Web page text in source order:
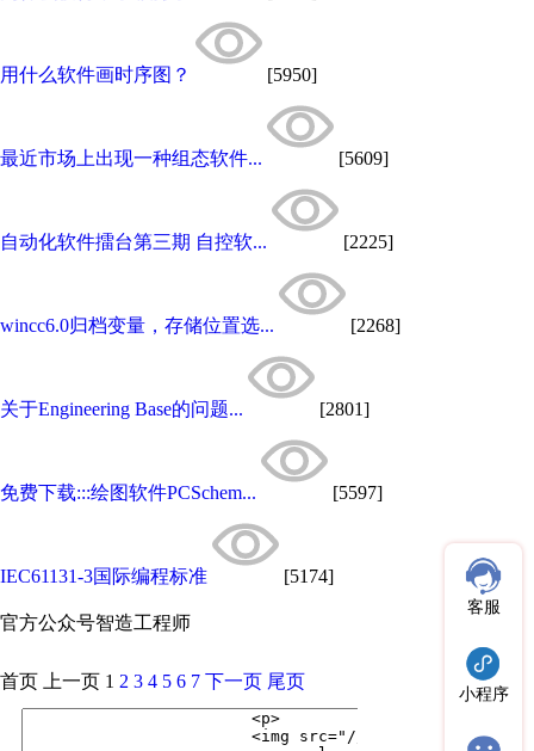
用什么软件画时序图？ [5950]
最近市场上出现一种组态软件... [5609]
自动化软件擂台第三期 自控软... [2225]
wincc6.0归档变量，存储位置选... [2268]
关于Engineering Base的问题... [2801]
免费下载:::绘图软件PCSchem... [5597]
IEC61131-3国际编程标准 [5174]
官方公众号智造工程师
客服
小程序
首页 上一页 1 2 3 4 5 6 7 下一页 尾页